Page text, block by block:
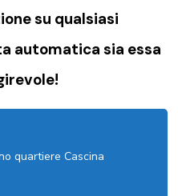
su qualsiasi
automatica sia essa
quartiere Cascina